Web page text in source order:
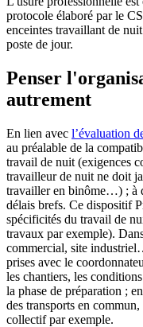
protocole élaboré par le
enceintes travaillant de
poste de jour.
Penser
autrement
En lien avec l’évaluation
au préalable de la
travail de nuit (exigences
travailleur de nuit ne doit
travailler en binôme…) ; à
délais brefs. Ce dispositif
spécificités du travail de
travaux par exemple).
commercial, site
prises avec le
les chantiers, les
la phase de préparation ;
des transports en
collectif par exemple.